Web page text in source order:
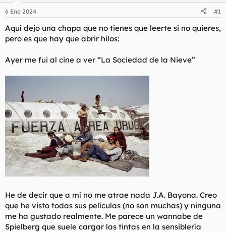
d
o
d
e
t
m
e
i
c
o
6 Ene 2024 #1
Aquí dejo una chapa que no tienes que leerte si no quieres,
pero es que hay que abrir hilos:
Ayer me fui al cine a ver “La Sociedad de la Nieve”
He de decir que a mí no me atrae nada J.A. Bayona. Creo
que he visto todas sus películas (no son muchas) y ninguna
me ha gustado realmente. Me parece un wannabe de
Spielberg que suele cargar las tintas en la sensiblería